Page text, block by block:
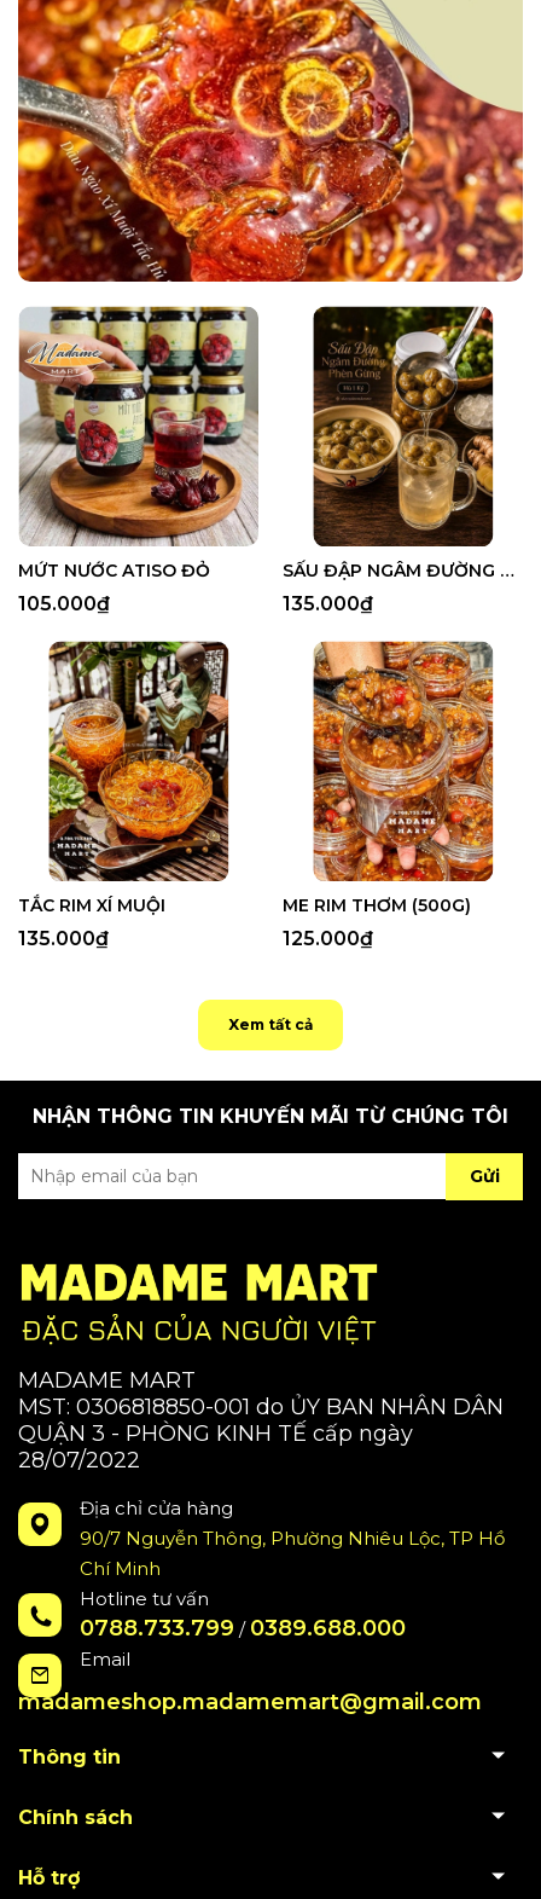
MỨT NƯỚC ATISO ĐỎ
105.000₫
SẤU ĐẬP NGÂM ĐƯỜNG PHÈN GỪNG
135.000₫
TẮC RIM XÍ MUỘI
135.000₫
ME RIM THƠM (500G)
125.000₫
Xem tất cả
NHẬN THÔNG TIN KHUYẾN MÃI TỪ CHÚNG TÔI
Gửi
MADAME MART
MST: 0306818850-001 do ỦY BAN NHÂN DÂN
QUẬN 3 - PHÒNG KINH TẾ cấp ngày
28/07/2022
Địa chỉ cửa hàng
90/7 Nguyễn Thông, Phường Nhiêu Lộc, TP Hồ
Chí Minh
Hotline tư vấn
0788.733.799 / 0389.688.000
Email
madameshop.madamemart@gmail.com
Thông tin
Chính sách
Hỗ trợ